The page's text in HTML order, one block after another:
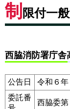
制 限付一
西脇消防署庁舎
公告日
令和６年
委託番
西脇委